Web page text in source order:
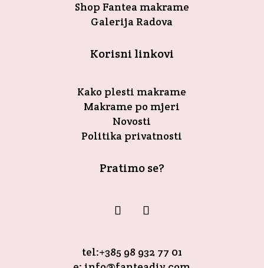
Shop Fantea makrame
Galerija Radova
Korisni linkovi
Kako plesti makrame
Makrame po mjeri
Novosti
Politika privatnosti
Pratimo se?
tel:+385 98 932 77 01